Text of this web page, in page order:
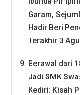
Garam,
Hadir Beri
Terakhir 3
Berawal dari
Jadi SMK
Kediri: Kisah